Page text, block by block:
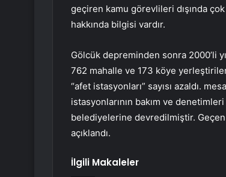
geçiren kamu görevlileri dışında
hakkında bilgisi vardır.
Gölcük depreminden sonra 2000’li
762 mahalle ve 173 köye
“afet istasyonları” sayısı azaldı.
istasyonlarının bakım ve
belediyelerine devredilmiştir.
açıklandı.
İlgili Makaleler